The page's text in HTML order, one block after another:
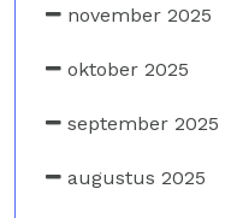
november 2025
oktober 2025
september 2025
augustus 2025